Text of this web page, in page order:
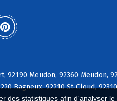
des statistiques afin d'analyser
Meudon, 92360 Meudon,
Bagneux, 92210 St-Cloud,